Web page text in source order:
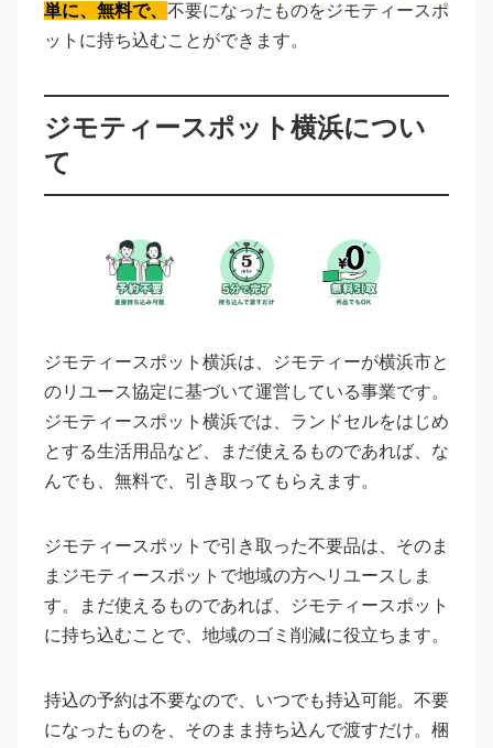
単に、無料で、 不要になったものをジモティースポ
ットに持ち込むことができます。
ジモティースポット横浜につい
て
ジモティースポット横浜は、ジモティーが横浜市と
のリユース協定に基づいて運営している事業です。
ジモティースポット横浜では、ランドセルをはじめ
とする生活用品など、まだ使えるものであれば、な
んでも、無料で、引き取ってもらえます。
ジモティースポットで引き取った不要品は、そのま
まジモティースポットで地域の方へリユースしま
す。まだ使えるものであれば、ジモティースポット
に持ち込むことで、地域のゴミ削減に役立ちます。
持込の予約は不要なので、いつでも持込可能。不要
になったものを、そのまま持ち込んで渡すだけ。梱